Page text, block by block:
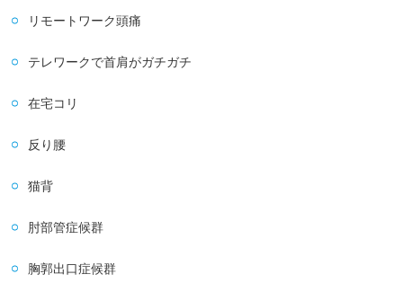
リモートワーク頭痛
テレワークで首肩がガチガチ
在宅コリ
反り腰
猫背
肘部管症候群
胸郭出口症候群